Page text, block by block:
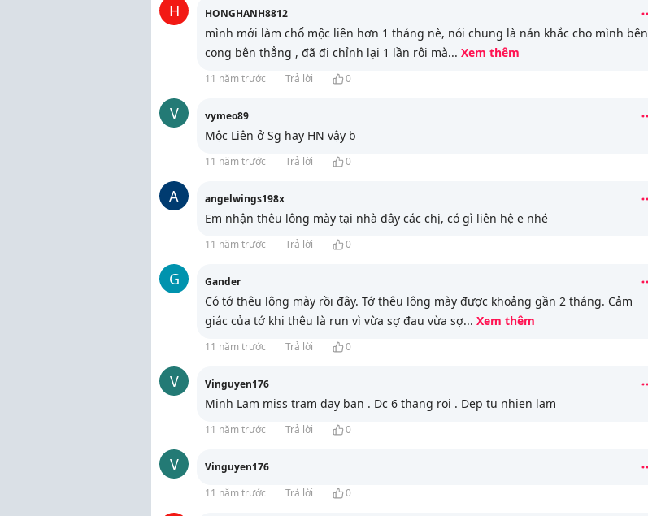
H HONGHANH8812
mình mới làm chổ mộc liên hơn 1 tháng nè, nói chung là nản khắc cho mình bên
cong bên thẳng , đã đi chỉnh lại 1 lần rôi mà... Xem thêm
11 năm trước Trả lời 0
V vymeo89
Mộc Liên ở Sg hay HN vậy b
11 năm trước Trả lời 0
A angelwings198x
Em nhận thêu lông mày tại nhà đây các chị, có gì liên hệ e nhé
11 năm trước Trả lời 0
G Gander
Có tớ thêu lông mày rồi đây. Tớ thêu lông mày được khoảng gần 2 tháng. Cảm
giác của tớ khi thêu là run vì vừa sợ đau vừa sợ... Xem thêm
11 năm trước Trả lời 0
V Vinguyen176
Minh Lam miss tram day ban . Dc 6 thang roi . Dep tu nhien lam
11 năm trước Trả lời 0
V
Vinguyen176
11 năm trước
Trả lời 0